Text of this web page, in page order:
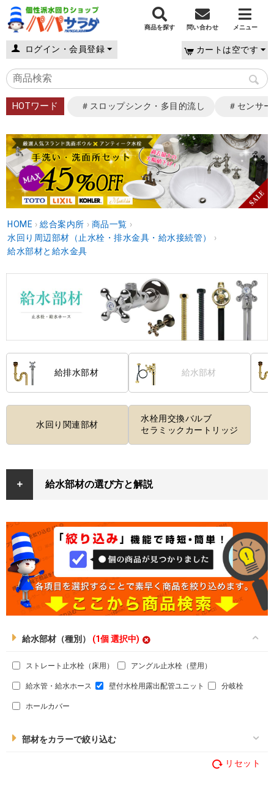
商品を探す 問い合わせ メニュー
ログイン・会員登録 カートは空です
HOTワード ＃スロップシンク・多目的流し ＃センサ
HOME › 総合案内所 › 商品一覧 ›
水回り周辺部材（止水栓・排水金具・給水接続管）
›
給水部材と給水金具
給排水部材 給水部材
水回り関連部材
水栓用交換バルブ
セラミックカートリッジ
給水部材の選び方と解説
給水部材（種別） (1個 選択中)
ストレート止水栓（床用） アングル止水栓（壁用）
給水管・給水ホース 壁付水栓用露出配管ユニット 分岐栓
ホールカバー
部材をカラーで絞り込む
リセット